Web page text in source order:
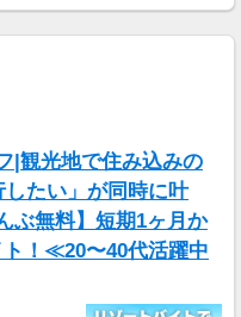
|観光地で住み込みの
たい」が同時に叶
ぶ無料】短期1ヶ月か
！≪20〜40代活躍中